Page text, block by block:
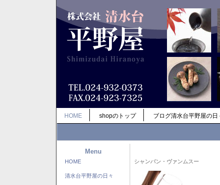
HOME shopのトップ ブログ清水台平野屋の日
Menu
HOME
清水台平野屋の日々
シャンパン・ヴァンムスー